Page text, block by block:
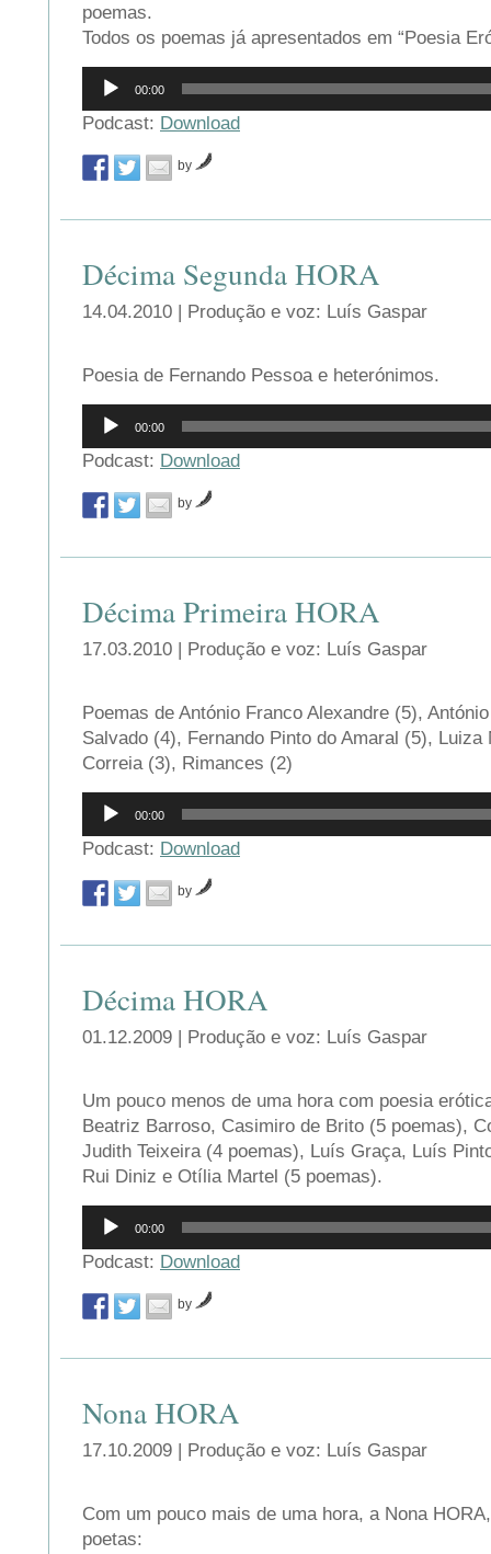
poemas.
Todos os poemas já apresentados em “Poesia
Reprodutor
áudio
00:00
Podcast: Download
by
Décima Segunda HORA
14.04.2010 | Produção e voz: Luís Gaspar
Poesia de Fernando Pessoa e heterónimos.
Reprodutor
áudio
00:00
Podcast: Download
by
Décima Primeira HORA
17.03.2010 | Produção e voz: Luís Gaspar
Poemas de António Franco Alexandre (5),
Salvado (4), Fernando Pinto do Amaral (5),
Correia (3), Rimances (2)
Reprodutor
áudio
00:00
Podcast: Download
by
Décima HORA
01.12.2009 | Produção e voz: Luís Gaspar
Um pouco menos de uma hora com poesia
Beatriz Barroso, Casimiro de Brito (5 poemas),
Judith Teixeira (4 poemas), Luís Graça, Luís
Rui Diniz e Otília Martel (5 poemas).
Reprodutor
áudio
00:00
Podcast: Download
by
Nona HORA
17.10.2009 | Produção e voz: Luís Gaspar
Com um pouco mais de uma hora, a Nona
poetas: